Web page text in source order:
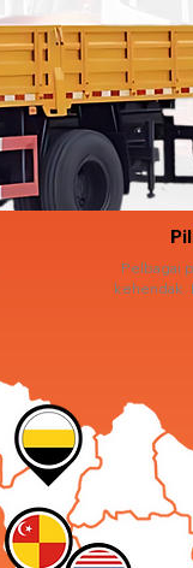
Pelbagai
kehendak.